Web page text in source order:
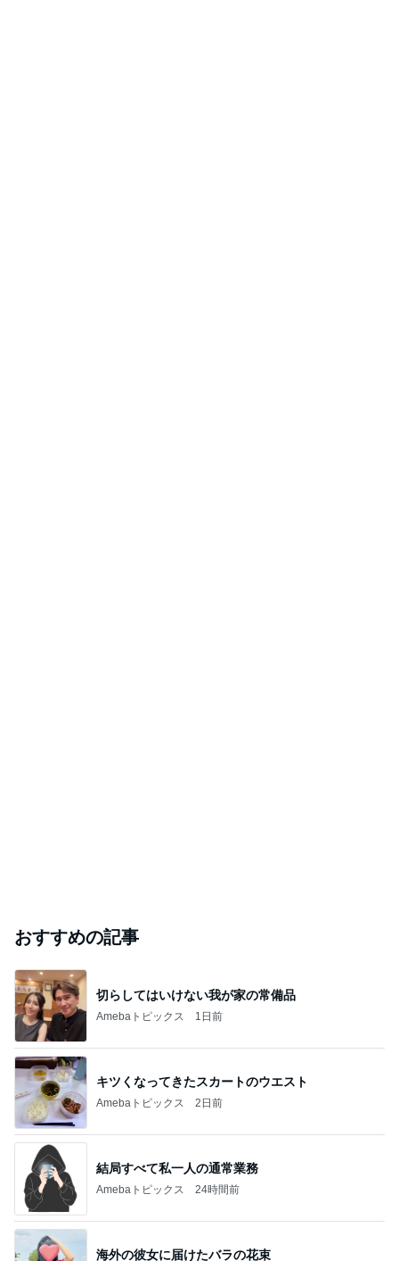
おすすめの記事
切らしてはいけない我が家の常備品
Amebaトピックス 1日前
キツくなってきたスカートのウエスト
Amebaトピックス 2日前
結局すべて私一人の通常業務
Amebaトピックス 24時間前
海外の彼女に届けたバラの花束